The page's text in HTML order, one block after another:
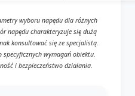
wyboru napędu dla różnych
napędu charakteryzuje się dużą
konsultować się ze specjalistą.
wymagań obiektu.
i bezpieczeństwo działania.